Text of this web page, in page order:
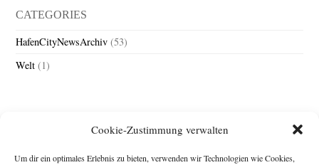
Cookie-Zustimmung verwalten
Um dir ein optimales Erlebnis zu bieten, verwenden wir Technologien wie Cookies,
CATEGORIES
HafenCityNewsArchiv (53)
Welt (1)